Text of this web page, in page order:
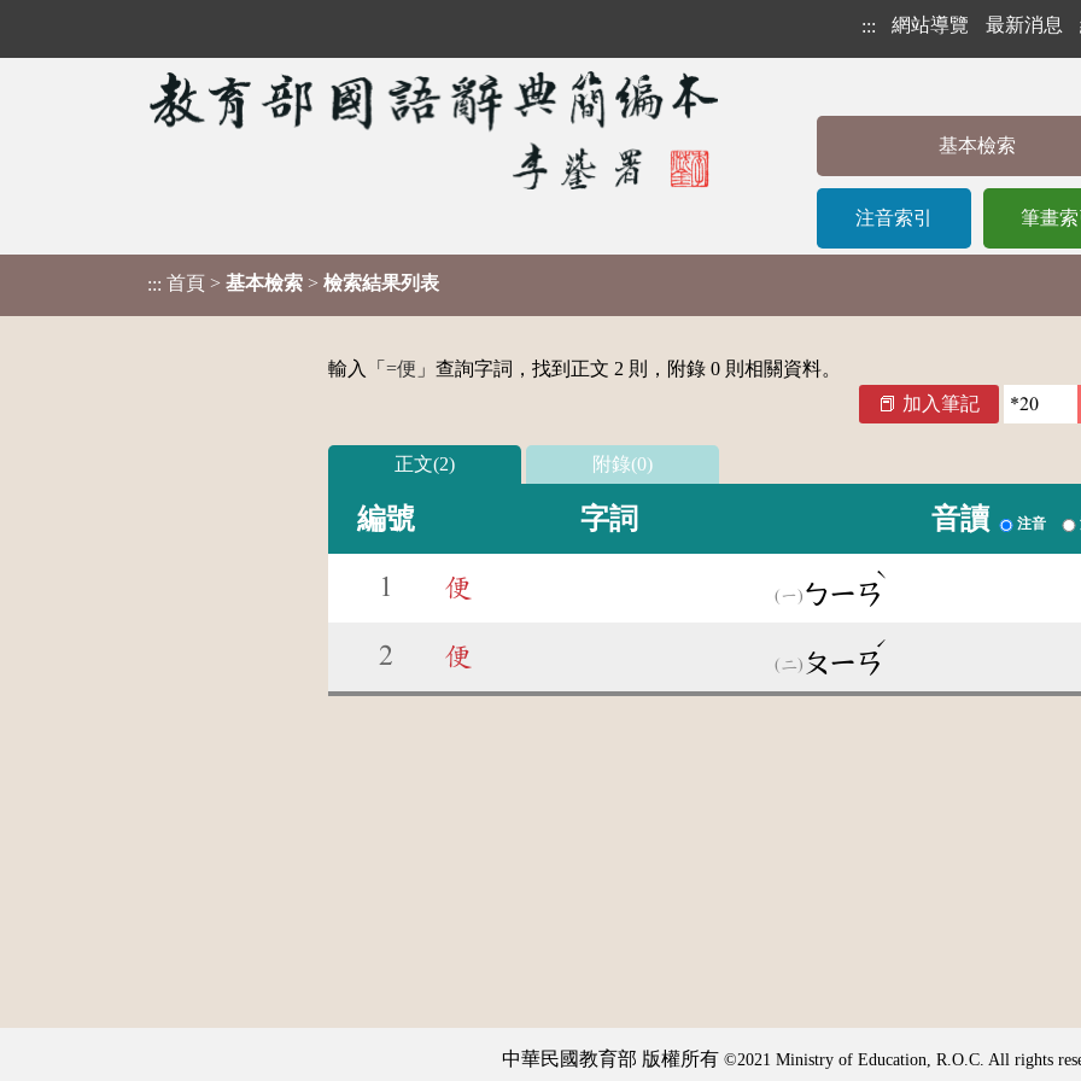
::: 網站導覽 最新消息
基本檢索
注音索引 筆畫索
::: 首頁 > 基本檢索 > 檢索結果列表
輸入「 =便 」查詢字詞，找到正文 2 則，附錄 0 則相關資料。
加入筆記
正文(2) 附錄(0)
編號 字詞 音讀 注音
1 便 ㄅㄧㄢ
ˋ
2 便 ㄆㄧㄢ
ˊ
中華民國教育部 版權所有 ©2021 Ministry of Education, R.O.C. All rights